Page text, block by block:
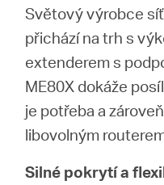
Světový výrobce
přichází na trh s
extenderem s
ME80X dokáže
je potřeba a
libovolným
Silné pokrytí a